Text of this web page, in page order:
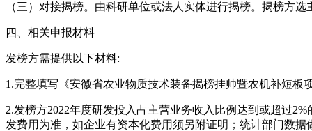
（三）对接揭榜。由科研单位或法人实体进行揭榜。揭榜方
四、相关申报材料
发榜方需提供以下材料:
1.完整填写《安徽省农业物质技术装备揭榜挂帅暨农机补短板
2.发榜方2022年度研发投入占主营业务收入比例达到或超过
发费用为准，如企业有资本化费用须另附证明；统计部门数据